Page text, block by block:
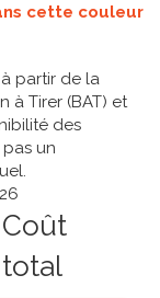
cette couleur
partir de la
à Tirer (BAT) et
des
un
Coût
total